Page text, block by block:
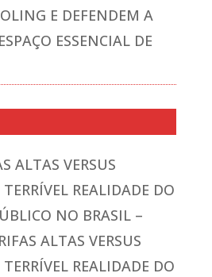
E DEFENDEM A
ESSENCIAL DE
ALTAS VERSUS
REALIDADE DO
NO BRASIL –
ALTAS VERSUS
REALIDADE DO